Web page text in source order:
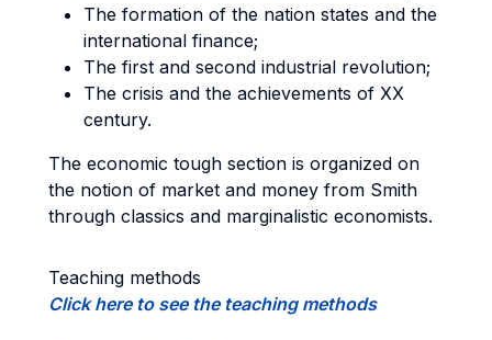
The formation of the nation states and the
international finance;
The first and second industrial revolution;
The crisis and the achievements of XX
century.
The economic tough section is organized on
the notion of market and money from Smith
through classics and marginalistic economists.
Teaching methods
Click here to see the teaching methods